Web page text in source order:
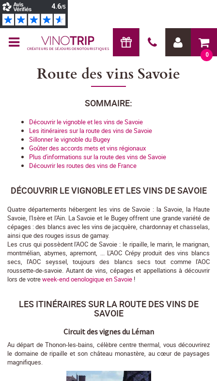
0
CRÉATEURS DE SÉJOURS OENOTOURISTIQUES
Route des vins Savoie
SOMMAIRE:
Découvrir le vignoble et les vins de Savoie
Les itinéraires sur la route des vins de Savoie
Sillonner le vignoble du Bugey
Goûter des accords mets et vins régionaux
Plus d'informations sur la route des vins de Savoie
Découvrir les routes des vins de France
DÉCOUVRIR LE VIGNOBLE ET LES VINS DE SAVOIE
Quatre départements hébergent les vins de Savoie : la Savoie, la Haute
Savoie, l'Isère et l'Ain. La Savoie et le Bugey offrent une grande variété de
cépages : des blancs avec les vins de jacquère, chardonnay et chasselas,
ainsi que des rouges issus de gamay.
Les crus qui possèdent l'AOC de Savoie : le ripaille, le marin, le marignan,
montmélian, abymes, apremont, ... L'AOC Crépy produit des vins blancs
secs, l'AOC seyssel, toujours des blancs secs tout comme l'AOC
roussette-de-savoie. Autant de vins, cépages et appellations à découvrir
lors de votreweek-end oenologique en Savoie !
LES ITINÉRAIRES SUR LA ROUTE DES VINS DE
SAVOIE
Circuit des vignes du Léman
Au départ de Thonon-les-bains, célèbre centre thermal, vous découvrirez
le domaine de ripaille et son château monastère, au cœur de paysages
magnifiques.